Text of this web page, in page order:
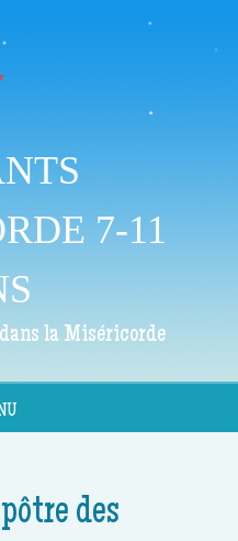
7-11
la Miséricorde
des